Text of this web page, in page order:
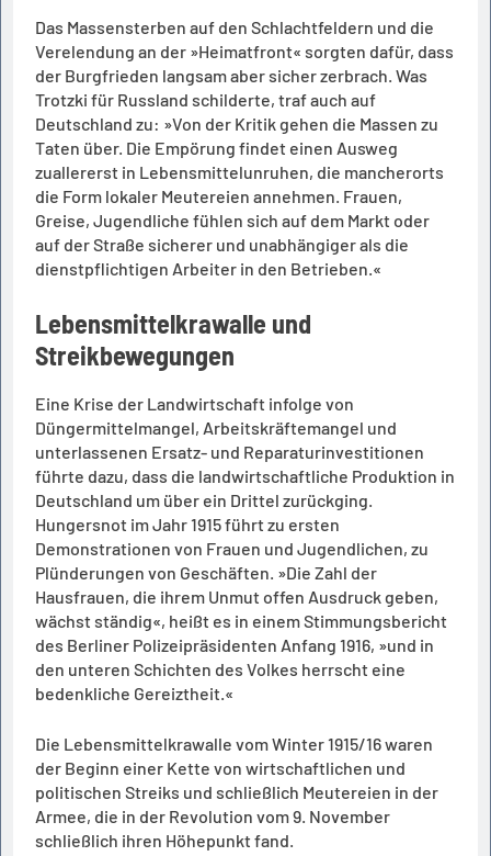
Das Massensterben auf den Schlachtfeldern und die
Verelendung an der »Heimatfront« sorgten dafür, dass
der Burgfrieden langsam aber sicher zerbrach. Was
Trotzki für Russland schilderte, traf auch auf
Deutschland zu: »Von der Kritik gehen die Massen zu
Taten über. Die Empörung findet einen Ausweg
zuallererst in Lebensmittelunruhen, die mancherorts
die Form lokaler Meutereien annehmen. Frauen,
Greise, Jugendliche fühlen sich auf dem Markt oder
auf der Straße sicherer und unabhängiger als die
dienstpflichtigen Arbeiter in den Betrieben.«
Lebensmittelkrawalle und
Streikbewegungen
Eine Krise der Landwirtschaft infolge von
Düngermittelmangel, Arbeitskräftemangel und
unterlassenen Ersatz- und Reparaturinvestitionen
führte dazu, dass die landwirtschaftliche Produktion in
Deutschland um über ein Drittel zurückging.
Hungersnot im Jahr 1915 führt zu ersten
Demonstrationen von Frauen und Jugendlichen, zu
Plünderungen von Geschäften. »Die Zahl der
Hausfrauen, die ihrem Unmut offen Ausdruck geben,
wächst ständig«, heißt es in einem Stimmungsbericht
des Berliner Polizeipräsidenten Anfang 1916, »und in
den unteren Schichten des Volkes herrscht eine
bedenkliche Gereiztheit.«
Die Lebensmittelkrawalle vom Winter 1915/16 waren
der Beginn einer Kette von wirtschaftlichen und
politischen Streiks und schließlich Meutereien in der
Armee, die in der Revolution vom 9. November
schließlich ihren Höhepunkt fand.